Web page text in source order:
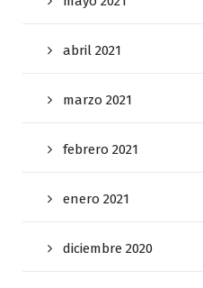
abril 2021
marzo 2021
febrero 2021
enero 2021
diciembre 2020